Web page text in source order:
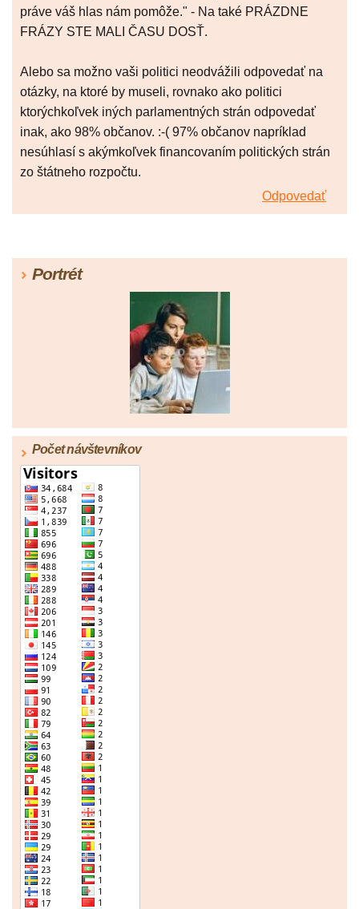
práve váš hlas nám pomôže." - Na také PRÁZDNE
FRÁZY STE MALI ČASU DOSŤ.
Alebo sa možno vaši politici neodvážili odpovedať na
otázky, na ktoré by museli, rovnako ako politici
ktorýchkoľvek iných parlamentných strán odpovedať
inak, ako 98% občanov. :-( 97% občanov napríklad
nesúhlasí s akýmkoľvek financovaním politických strán
zo štátneho rozpočtu.
Odpovedať
Portrét
Počet návštevníkov